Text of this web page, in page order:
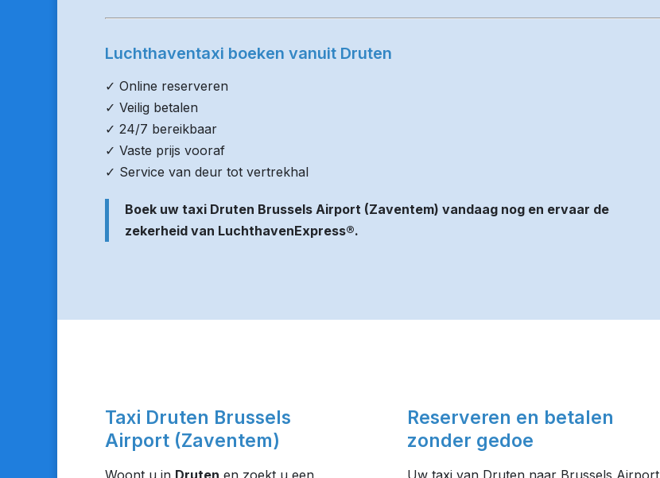
Luchthaventaxi boeken vanuit Druten
✓ Online reserveren
✓ Veilig betalen
✓ 24/7 bereikbaar
✓ Vaste prijs vooraf
✓ Service van deur tot vertrekhal
Boek uw taxi Druten Brussels Airport (Zaventem) vandaag nog en ervaar de
zekerheid van LuchthavenExpress®.
Taxi Druten Brussels
Airport (Zaventem)
Woont u in Druten en zoekt u een
Reserveren en betalen
zonder gedoe
Uw taxi van Druten naar Brussels Airport